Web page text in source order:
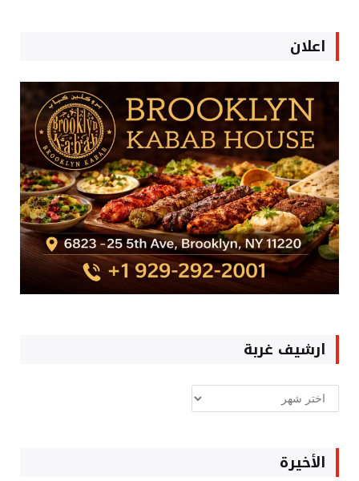
اعلان
ارشيف غربة
ارشيف
غربة
الأخيرة